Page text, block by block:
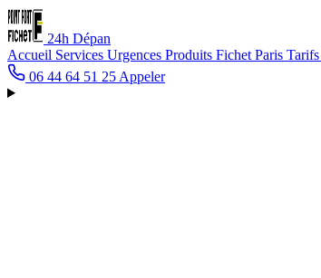
24h Dépan
Accueil Services Urgences Produits Fichet Paris Tarifs
06 44 64 51 25 Appeler